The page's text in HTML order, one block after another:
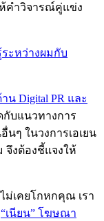
ห้คำวิจารณ์คู่แข่ง
ะหว่างผมกับ
น Digital PR และ
กับแนวทางการ
ๆ ในวงการเอเยน
จึงต้องชี้แจงให้
ม่เคยโกหกคุณ เรา
“เนียน” โฆษณา